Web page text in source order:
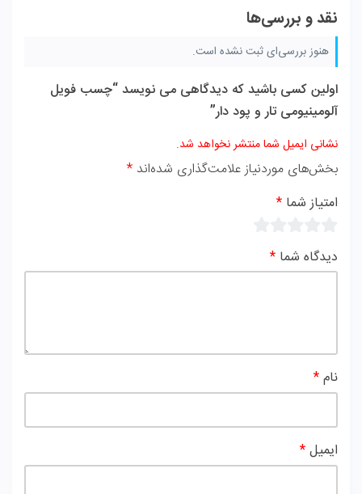
نقد و بررسی‌ها
هنوز بررسی‌ای ثبت نشده است.
اولین کسی باشید که دیدگاهی می نویسد “چسب فویل
آلومینیومی تار و پود دار”
نشانی ایمیل شما منتشر نخواهد شد.
بخش‌های موردنیاز علامت‌گذاری شده‌اند *
امتیاز شما *
دیدگاه شما *
نام*
ایمیل*